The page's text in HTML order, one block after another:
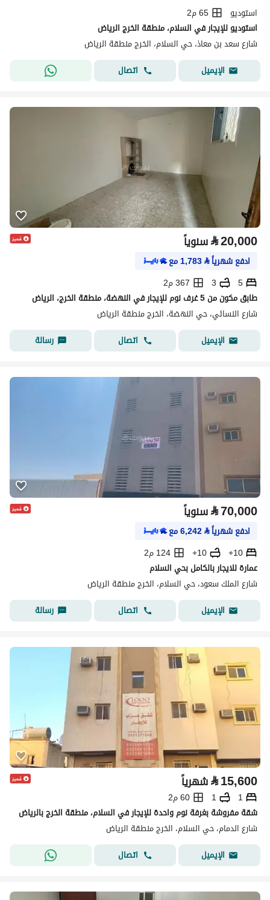
استوديو
65 م2
استوديو للإيجار في السلام، منطقة الخرج الرياض
شارع سعد بن معاذ، حي السلام، الخرج منطقة الرياض
الإيميل
اتصال
⃁20,000 سنوياً
ادفع شهرياً⃁
1,783مع
5
3
367 م2
طابق مكون من 5 غرف نوم للإيجار في النهضة، منطقة الخرج، الرياض
شارع النسائي، حي النهضة، الخرج منطقة الرياض
الإيميل
اتصال رسالة
⃁70,000 سنوياً
ادفع شهرياً⃁
6,242مع
10+
10+
124 م2
عمارة للايجار بالكامل بحي السلام
شارع الملك سعود، حي السلام، الخرج منطقة الرياض
الإيميل
اتصال رسالة
⃁15,600 شهرياً
1
1
60 م2
شقة مفروشة بغرفة نوم واحدة للإيجار في السلام، منطقة الخرج بالرياض
شارع الدمام، حي السلام، الخرج منطقة الرياض
الإيميل
اتصال